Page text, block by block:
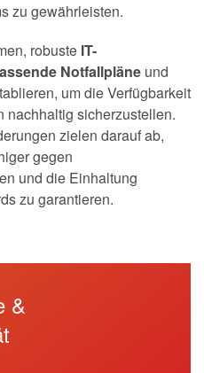
zu gewährleisten.
robuste IT-
Notfallpläne und
um die Verfügbarkeit
nachhaltig sicherzustellen.
zielen darauf ab,
gegen
und die Einhaltung
zu garantieren.
&